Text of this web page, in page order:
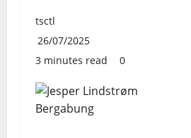
tsctl
26/07/2025
3 minutes read
0